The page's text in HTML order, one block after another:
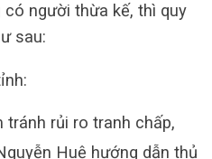
người thừa kế, thì quy
sau:
tránh rủi ro tranh chấp,
Huệ hướng dẫn thủ